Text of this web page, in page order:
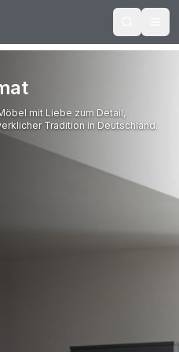
mit Liebe zum Detail,
Tradition in Deutschland.